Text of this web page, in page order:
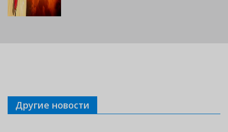
Другие новости